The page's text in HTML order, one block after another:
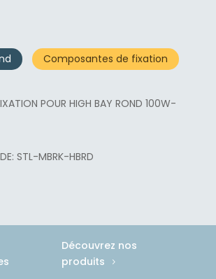
Composantes de fixation
POUR HIGH BAY ROND 100W-
STL-MBRK-HBRD
Découvrez nos
produits